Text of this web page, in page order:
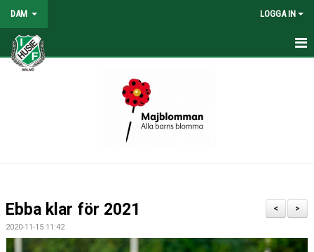
DAM LOGGA IN
HEM
MATCHER
>
<
Ebba klar för 2021
2020-11-15 11:42